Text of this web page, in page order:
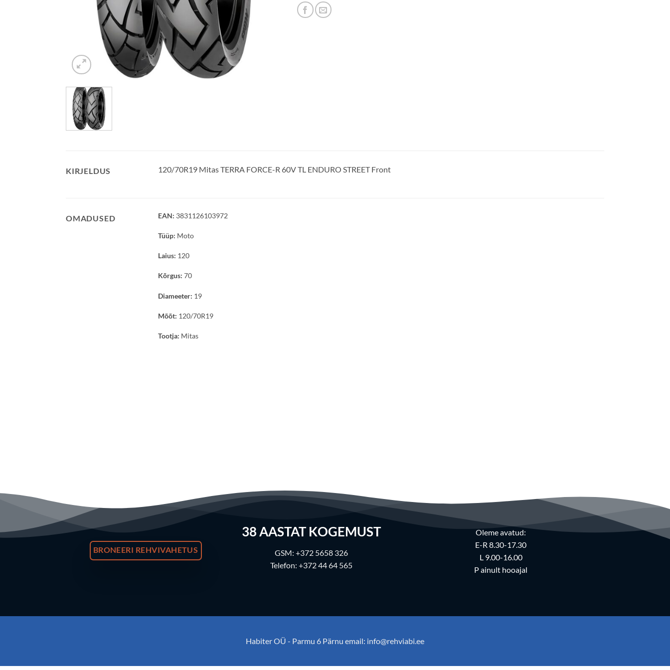
KIRJELDUS 120/70R19 Mitas TERRA FORCE-R 60V TL ENDURO STREET Front
OMADUSED EAN: 3831126103972
Tüüp: Moto
Laius: 120
Kõrgus: 70
Diameeter: 19
Mõõt: 120/70R19
Tootja: Mitas
BRONEERI REHVIVAHETUS
38 AASTAT KOGEMUST
GSM: +372 5658 326
Telefon: +372 44 64 565
Oleme avatud:
E-R 8.30-17.30
L 9.00-16.00
P ainult hooajal
Habiter OÜ - Parmu 6 Pärnu email: info@rehviabi.ee